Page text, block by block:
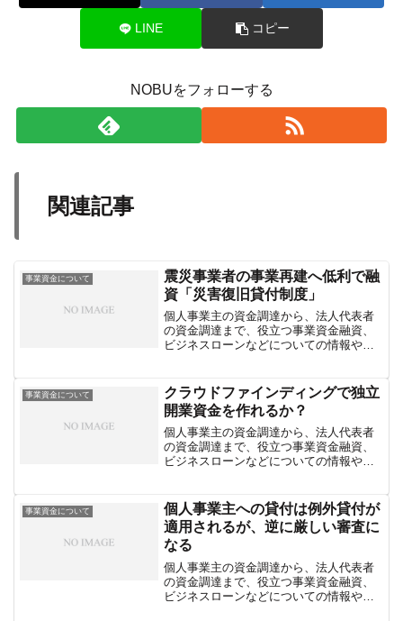
LINE コピー
NOBUをフォローする
関連記事
事業資金について
震災事業者の事業再建へ低利で融
資「災害復旧貸付制度」
個人事業主の資金調達から、法人代表者
の資金調達まで、役立つ事業資金融資、
ビジネスローンなどについての情報や、
事業資金について
クラウドファインディングで独立
開業資金を作れるか？
個人事業主の資金調達から、法人代表者
の資金調達まで、役立つ事業資金融資、
ビジネスローンなどについての情報や、
事業資金について
個人事業主への貸付は例外貸付が
適用されるが、逆に厳しい審査に
なる
個人事業主の資金調達から、法人代表者
の資金調達まで、役立つ事業資金融資、
ビジネスローンなどについての情報や、